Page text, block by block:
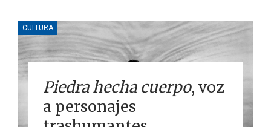
CULTURA
Piedra hecha cuerpo, voz
a personajes